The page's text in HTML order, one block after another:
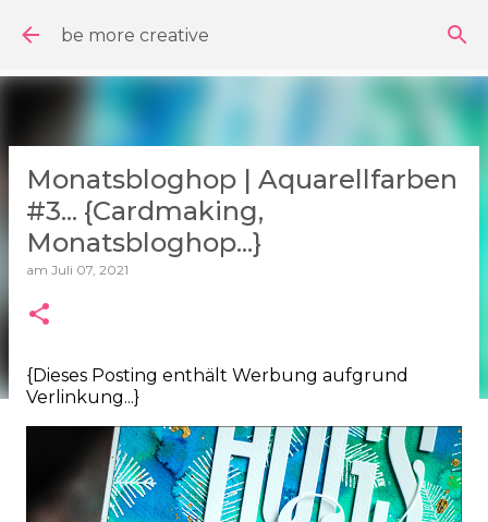
Direkt zum Hauptbereich
be more creative
Monatsbloghop | Aquarellfarben
#3... {Cardmaking,
Monatsbloghop...}
am Juli 07, 2021
{Dieses Posting enthält Werbung aufgrund
Verlinkung...}